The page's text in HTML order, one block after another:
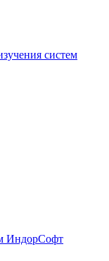
систем
ИндорСофт